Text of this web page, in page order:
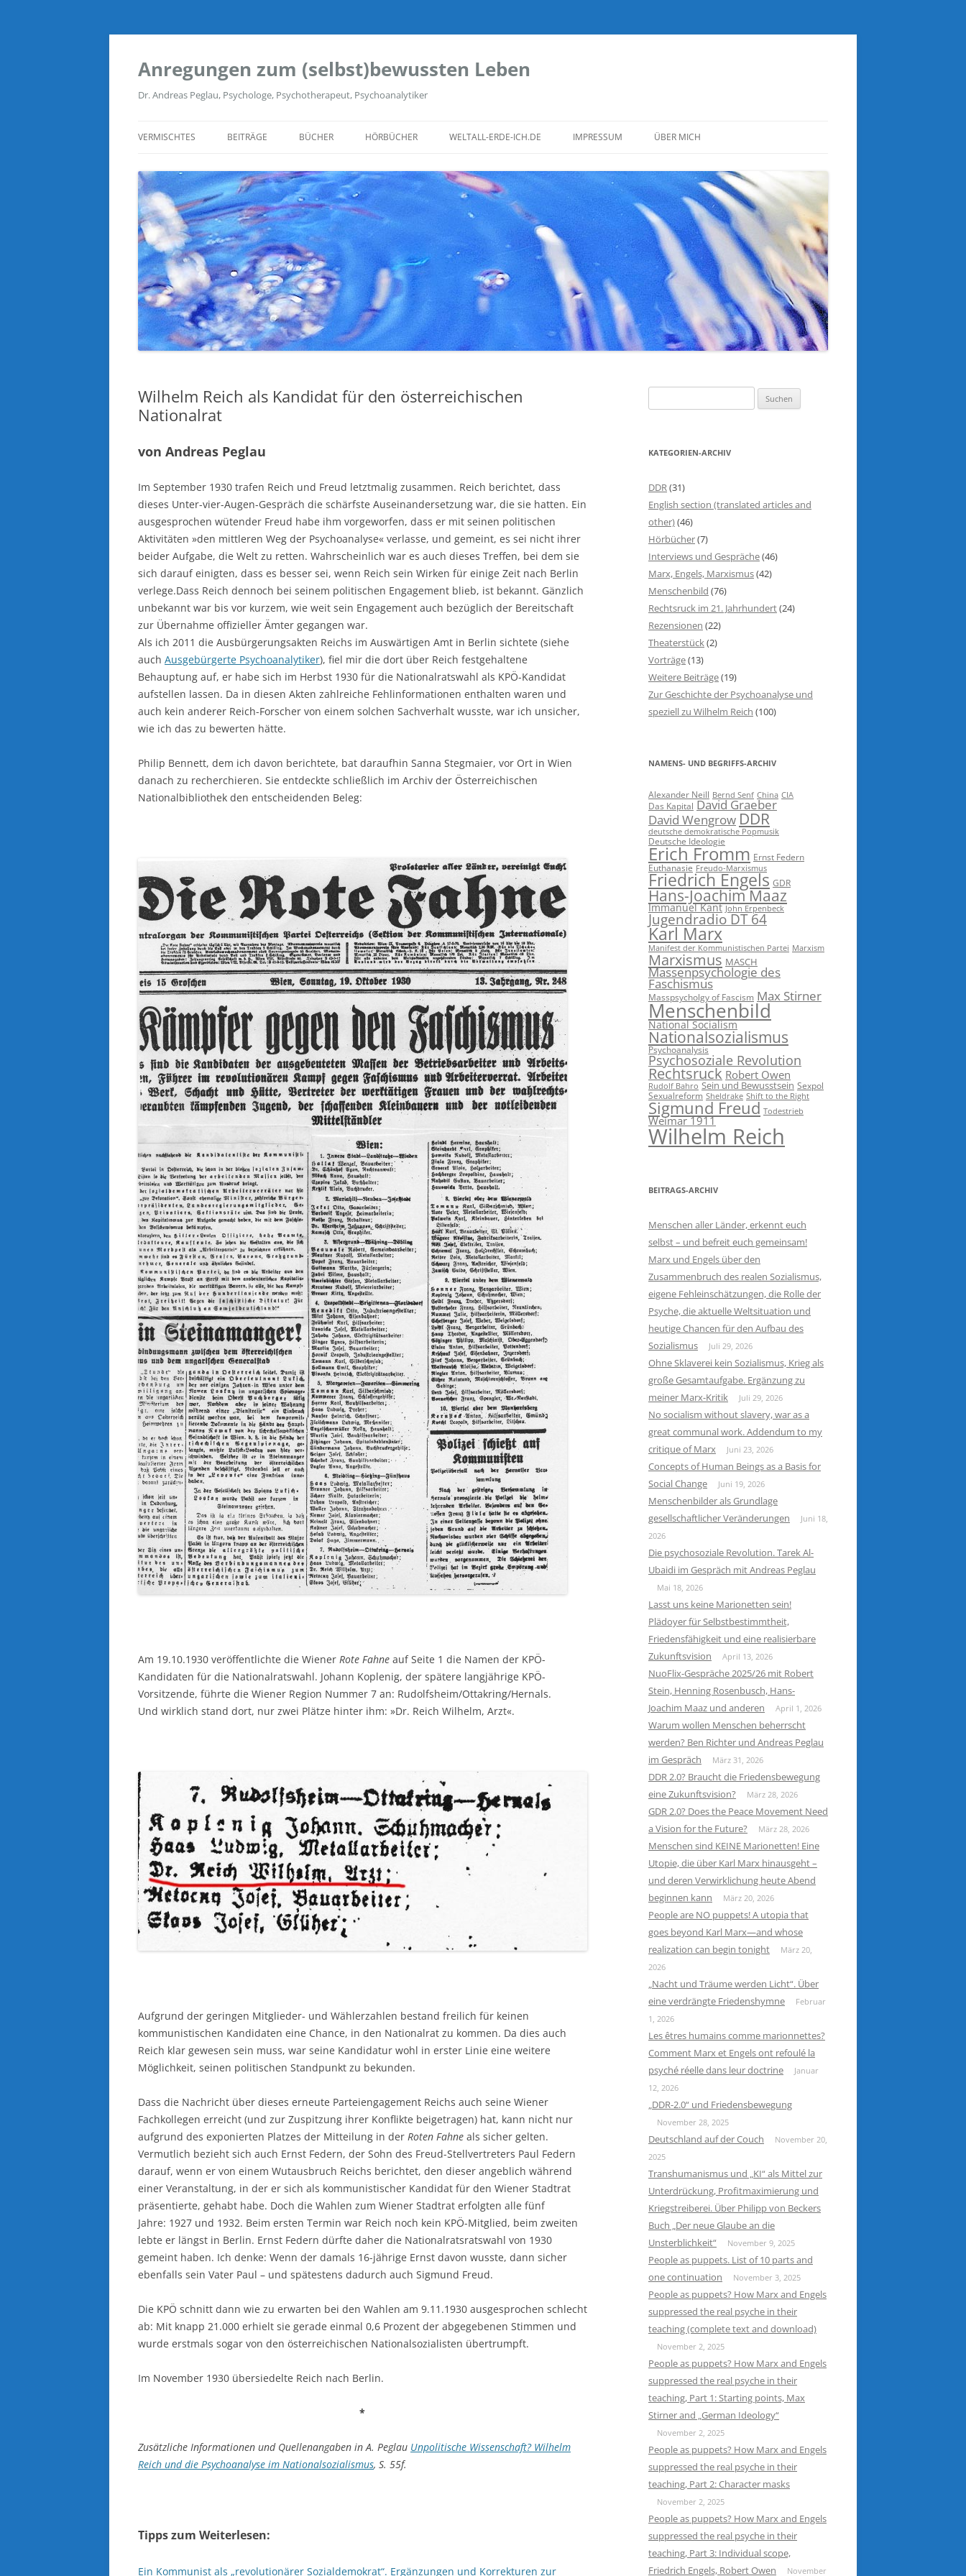
Zum
springen
Anregungen zum (selbst)bewussten Leben
Dr. Andreas Peglau, Psychologe, Psychotherapeut, Psychoanalytiker
VERMISCHTES BEITRÄGE BÜCHER HÖRBÜCHER WELTALL-ERDE-ICH.DE IMPRESSUM ÜBER MICH
Wilhelm Reich als Kandidat für den österreichischen
Nationalrat
von Andreas Peglau
Im September 1930 trafen Reich und Freud letztmalig zusammen. Reich berichtet, dass
dieses Unter-vier-Augen-Gespräch die schärfste Auseinandersetzung war, die sie hatten. Ein
ausgesprochen wütender Freud habe ihm vorgeworfen, dass er mit seinen politischen
Aktivitäten »den mittleren Weg der Psychoanalyse« verlasse, und gemeint, es sei nicht ihrer
beider Aufgabe, die Welt zu retten. Wahrscheinlich war es auch dieses Treffen, bei dem sie
sich darauf einigten, dass es besser sei, wenn Reich sein Wirken für einige Zeit nach Berlin
verlege.Dass Reich dennoch bei seinem politischen Engagement blieb, ist bekannt. Gänzlich
unbekannt war bis vor kurzem, wie weit sein Engagement auch bezüglich der Bereitschaft
zur Übernahme offizieller Ämter gegangen war.
Als ich 2011 die Ausbürgerungsakten Reichs im Auswärtigen Amt in Berlin sichtete (siehe
auch Ausgebürgerte Psychoanalytiker), fiel mir die dort über Reich festgehaltene
Behauptung auf, er habe sich im Herbst 1930 für die Nationalratswahl als KPÖ-Kandidat
aufstellen lassen. Da in diesen Akten zahlreiche Fehlinformationen enthalten waren und
auch kein anderer Reich-Forscher von einem solchen Sachverhalt wusste, war ich unsicher,
wie ich das zu bewerten hätte.
Philip Bennett, dem ich davon berichtete, bat daraufhin Sanna Stegmaier, vor Ort in Wien
danach zu recherchieren. Sie entdeckte schließlich im Archiv der Österreichischen
Nationalbibliothek den entscheidenden Beleg:
Am 19.10.1930 veröffentlichte die Wiener Rote Fahne auf Seite 1 die Namen der KPÖ-
Kandidaten für die Nationalratswahl. Johann Koplenig, der spätere langjährige KPÖ-
Vorsitzende, führte die Wiener Region Nummer 7 an: Rudolfsheim/Ottakring/Hernals.
Und wirklich stand dort, nur zwei Plätze hinter ihm: »Dr. Reich Wilhelm, Arzt«.
Aufgrund der geringen Mitglieder- und Wählerzahlen bestand freilich für keinen
kommunistischen Kandidaten eine Chance, in den Nationalrat zu kommen. Da dies auch
Reich klar gewesen sein muss, war seine Kandidatur wohl in erster Linie eine weitere
Möglichkeit, seinen politischen Standpunkt zu bekunden.
Dass die Nachricht über dieses erneute Parteiengagement Reichs auch seine Wiener
Fachkollegen erreicht (und zur Zuspitzung ihrer Konflikte beigetragen) hat, kann nicht nur
aufgrund des exponierten Platzes der Mitteilung in der Roten Fahne als sicher gelten.
Vermutlich bezieht sich auch Ernst Federn, der Sohn des Freud-Stellvertreters Paul Federn
darauf, wenn er von einem Wutausbruch Reichs berichtet, den dieser angeblich während
einer Veranstaltung, in der er sich als kommunistischer Kandidat für den Wiener Stadtrat
präsentierte, gehabt habe. Doch die Wahlen zum Wiener Stadtrat erfolgten alle fünf
Jahre: 1927 und 1932. Beim ersten Termin war Reich noch kein KPÖ-Mitglied, beim zweiten
lebte er längst in Berlin. Ernst Federn dürfte daher die Nationalratsratswahl von 1930
gemeint haben. Ich denke: Wenn der damals 16-jährige Ernst davon wusste, dann sicher
ebenfalls sein Vater Paul – und spätestens dadurch auch Sigmund Freud.
Die KPÖ schnitt dann wie zu erwarten bei den Wahlen am 9.11.1930 ausgesprochen schlecht
ab: Mit knapp 21.000 erhielt sie gerade einmal 0,6 Prozent der abgegebenen Stimmen und
wurde erstmals sogar von den österreichischen Nationalsozialisten übertrumpft.
Im November 1930 übersiedelte Reich nach Berlin.
*
Zusätzliche Informationen und Quellenangaben in A. Peglau Unpolitische Wissenschaft? Wilhelm
Reich und die Psychoanalyse im Nationalsozialismus, S. 55f.
Tipps zum Weiterlesen:
Ein Kommunist als „revolutionärer Sozialdemokrat“. Ergänzungen und Korrekturen zur
u
h
n
n
c
h
:
KATEGORIEN-ARCHIV
DDR(31)
English section (translated articles and
other)(46)
Hörbücher(7)
Interviews und Gespräche(46)
Marx, Engels, Marxismus(42)
Menschenbild (76)
Rechtsruck im 21. Jahrhundert(24)
Rezensionen (22)
Theaterstück(2)
Vorträge(13)
Weitere Beiträge(19)
Zur Geschichte der Psychoanalyse und
speziell zu Wilhelm Reich (100)
NAMENS- UND BEGRIFFS-ARCHIV
Alexander Neill Bernd Senf China CIA
Das Kapital David Graeber
David Wengrow DDR
deutsche demokratische Popmusik
Deutsche Ideologie
Erich Fromm Ernst Federn
Euthanasie Freudo-Marxismus
Friedrich Engels GDR
Hans-Joachim Maaz
Immanuel Kant John Erpenbeck
Jugendradio DT 64
Karl Marx
Manifest der Kommunistischen Partei Marxism
Marxismus MASCH
Massenpsychologie des
Faschismus
Masspsycholgy of Fascism Max Stirner
Menschenbild
National Socialism
Nationalsozialismus
Psychoanalysis
Psychosoziale Revolution
Rechtsruck Robert Owen
Rudolf Bahro Sein und Bewusstsein Sexpol
Sexualreform Sheldrake Shift to the Right
Sigmund Freud Todestrieb
Weimar 1911
Wilhelm Reich
BEITRAGS-ARCHIV
Menschen aller Länder, erkennt euch
selbst – und befreit euch gemeinsam!
Marx und Engels über den
Zusammenbruch des realen Sozialismus,
eigene Fehleinschätzungen, die Rolle der
Psyche, die aktuelle Weltsituation und
heutige Chancen für den Aufbau des
Sozialismus
Juli 29, 2026
Ohne Sklaverei kein Sozialismus, Krieg als
große Gesamtaufgabe. Ergänzung zu
meiner Marx-Kritik
Juli 29, 2026
No socialism without slavery, war as a
great communal work. Addendum to my
critique of Marx
Juni 23, 2026
Concepts of Human Beings as a Basis for
Social Change
Juni 19, 2026
Menschenbilder als Grundlage
gesellschaftlicher Veränderungen
Juni 18,
2026
Die psychosoziale Revolution. Tarek Al-
Ubaidi im Gespräch mit Andreas Peglau
Mai 18, 2026
Lasst uns keine Marionetten sein!
Plädoyer für Selbstbestimmtheit,
Friedensfähigkeit und eine realisierbare
Zukunftsvision
April 13, 2026
NuoFlix-Gespräche 2025/26 mit Robert
Stein, Henning Rosenbusch, Hans-
Joachim Maaz und anderen
April 1, 2026
Warum wollen Menschen beherrscht
werden? Ben Richter und Andreas Peglau
im Gespräch
März 31, 2026
DDR 2.0? Braucht die Friedensbewegung
eine Zukunftsvision?
März 28, 2026
GDR 2.0? Does the Peace Movement Need
a Vision for the Future?
März 28, 2026
Menschen sind KEINE Marionetten! Eine
Utopie, die über Karl Marx hinausgeht –
und deren Verwirklichung heute Abend
beginnen kann
März 20, 2026
People are NO puppets! A utopia that
goes beyond Karl Marx—and whose
realization can begin tonight
März 20,
2026
„Nacht und Träume werden Licht“. Über
eine verdrängte Friedenshymne
Februar
1, 2026
Les êtres humains comme marionnettes?
Comment Marx et Engels ont refoulé la
psyché réelle dans leur doctrine
Januar
12, 2026
„DDR-2.0“ und Friedensbewegung
November 28, 2025
Deutschland auf der Couch
November 20,
2025
Transhumanismus und „KI“ als Mittel zur
Unterdrückung, Profitmaximierung und
Kriegstreiberei. Über Philipp von Beckers
Buch „Der neue Glaube an die
Unsterblichkeit“
November 9, 2025
People as puppets. List of 10 parts and
one continuation
November 3, 2025
People as puppets? How Marx and Engels
suppressed the real psyche in their
teaching (complete text and download)
November 2, 2025
People as puppets? How Marx and Engels
suppressed the real psyche in their
teaching, Part 1: Starting points, Max
Stirner and „German Ideology“
November 2, 2025
People as puppets? How Marx and Engels
suppressed the real psyche in their
teaching, Part 2: Character masks
November 2, 2025
People as puppets? How Marx and Engels
suppressed the real psyche in their
teaching, Part 3: Individual scope,
Friedrich Engels, Robert Owen
November